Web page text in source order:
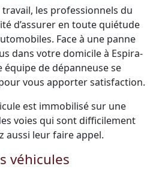
les professionnels du
d’assurer en toute quiétude
Face à une panne
dans votre domicile à Espira-
équipe de dépanneuse se
vous apporter satisfaction.
est immobilisé sur une
voies qui sont difficilement
aussi leur faire appel.
véhicules